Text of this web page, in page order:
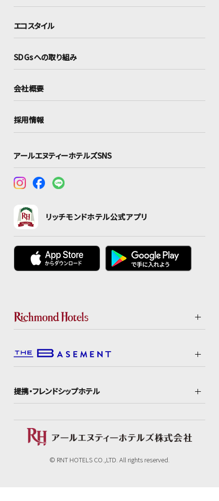
エコスタイル
SDGsへの取り組み
会社概要
採用情報
アールエヌティーホテルズSNS
リッチモンドホテル公式アプリ
提携・フレンドシップホテル
© RNT HOTELS CO.,LTD. All rights reserved.